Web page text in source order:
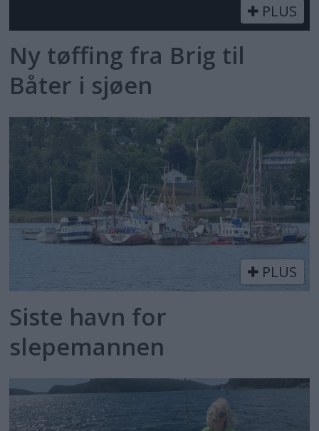
PLUS
Ny tøffing fra Brig til
Båter i sjøen
PLUS
Siste havn for
slepemannen